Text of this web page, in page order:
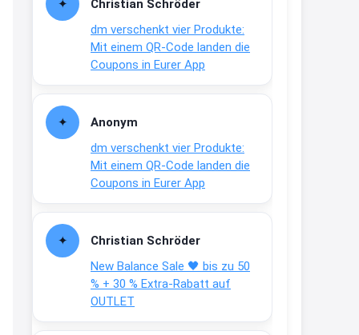
Christian Schröder
dm verschenkt vier Produkte:
Mit einem QR-Code landen die
Coupons in Eurer App
Anonym
dm verschenkt vier Produkte:
Mit einem QR-Code landen die
Coupons in Eurer App
Christian Schröder
New Balance Sale 🖤 bis zu 50
% + 30 % Extra-Rabatt auf
OUTLET
www.meineapotheke.de/
2:19
↩
Joachim
www.linda.de/vorteile/coupons/...
2:21
↩
Gratis Hitzewarn-Aufkleber /
verfärbt sich ab 28 Grad /siehe
Text weiter unten
shop.bioeg.de/aufkleber-
achtun...